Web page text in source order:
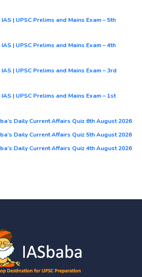
IAS | UPSC Prelims and Mains Exam – 5th
IAS | UPSC Prelims and Mains Exam – 4th
IAS | UPSC Prelims and Mains Exam – 3rd
IAS | UPSC Prelims and Mains Exam – 1st
Daily Current Affairs Quiz 6th August 2026
Daily Current Affairs Quiz 5th August 2026
Daily Current Affairs Quiz 4th August 2026